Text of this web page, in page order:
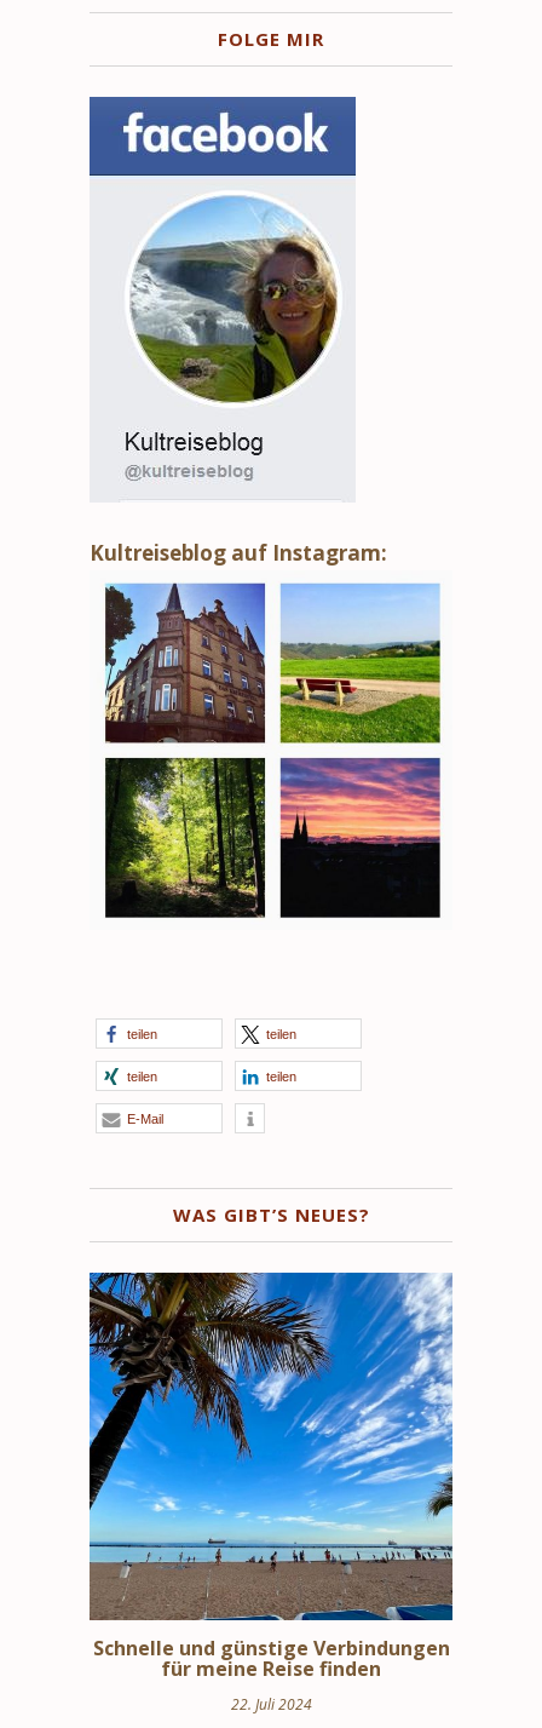
FOLGE MIR
Kultreiseblog auf Instagram:
teilen teilen
teilen teilen
E-Mail
WAS GIBT’S NEUES?
Schweden Urlaub – Haus am See in
Uppland
24. März 2024